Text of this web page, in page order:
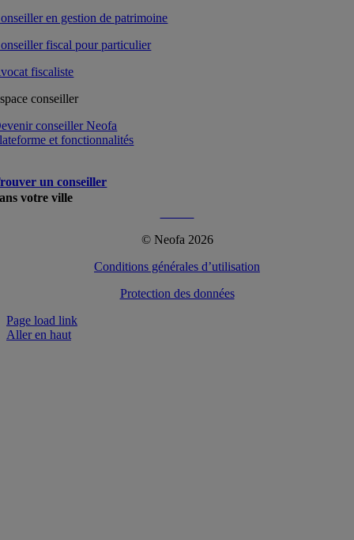
en gestion de patrimoine
fiscal pour particulier
fiscaliste
conseiller
conseiller Neofa
et fonctionnalités
un conseiller
votre ville
© Neofa 2026
Conditions générales d’utilisation
Protection des données
Page load link
Aller en haut